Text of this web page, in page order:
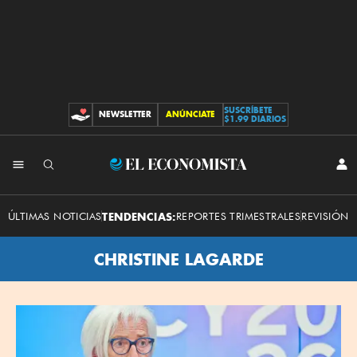
CONTRIBUCIONES
NEWSLETTER ANÚNCIATE
SUSCRÍBETE
$1.99 DIARIOS
El
Economista
ÚLTIMAS NOTICIASTENDENCIAS:REPORTES TRIMESTRALESREVISIÓN
CHRISTINE LAGARDE